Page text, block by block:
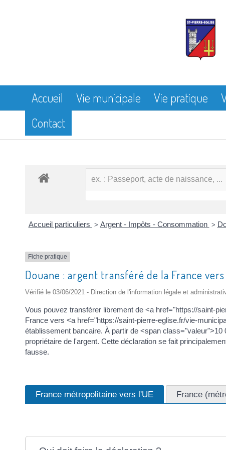
Accueil Vie municipale Vie pratique
Contact
Accueil particuliers > Argent - Impôts - Consommation >
Fiche pratique
Douane : argent transféré de la France
Vérifié le 03/06/2021 - Direction de l'information légale et
Vous pouvez transférer librement de <a href="https://saint-
France vers <a href="https://saint-pierre-eglise.fr/vie-
établissement bancaire. À partir de <span
propriétaire de l'argent. Cette déclaration se fait
fausse.
France métropolitaine vers l'UE France